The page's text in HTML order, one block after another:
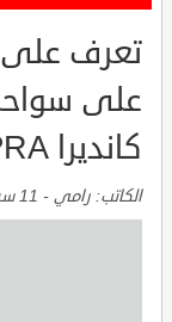
على
كانديرا KAND?RA
الكاتب: رامي - 11 سبتمبر, 2021